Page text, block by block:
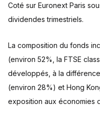
Coté sur Euronext Paris
dividendes trimestriels.
La composition du fonds
(environ 52%, la FTSE
développés, à la
(environ 28%) et Hong
exposition aux économies